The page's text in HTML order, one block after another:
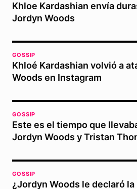
Khloe Kardashian envía
Jordyn Woods
GOSSIP
Khloé Kardashian volvió a
Woods en Instagram
GOSSIP
Este es el tiempo que
Jordyn Woods y Tristan
GOSSIP
¿Jordyn Woods le declaró la